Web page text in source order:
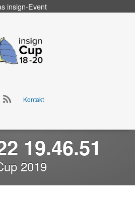
insign-Event
Kontakt
19.46.51
2019